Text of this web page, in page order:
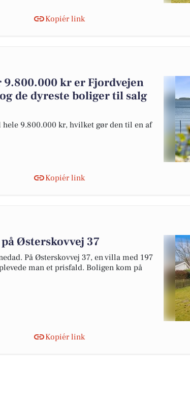
Kopiér link
kr er Fjordvejen
de dyreste boliger til salg
9.800.000 kr, hvilket gør den til en af
Kopiér link
Østerskovvej 37
På Østerskovvej 37, en villa med 197
man et prisfald. Boligen kom på
Kopiér link